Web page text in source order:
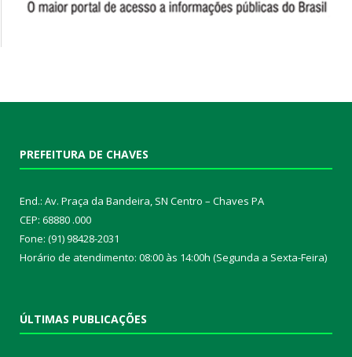
PREFEITURA DE CHAVES
End.: Av. Praça da Bandeira, SN Centro – Chaves PA
CEP: 68880 .000
Fone: (91) 98428-2031
Horário de atendimento: 08:00 às 14:00h (Segunda a Sexta-Feira)
ÚLTIMAS PUBLICAÇÕES